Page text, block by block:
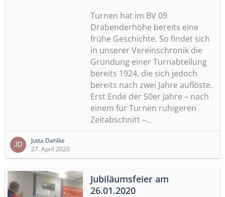
Turnen hat im BV 09
Drabenderhöhe bereits eine
frühe Geschichte. So findet sich
in unserer Vereinschronik die
Gründung einer Turnabteilung
bereits 1924, die sich jedoch
bereits nach zwei Jahre auflöste.
Erst Ende der 50er Jahre – nach
einem für Turnen ruhigeren
Zeitabschnitt –…
Jutta Dahlke
27. April 2020
Jubiläumsfeier am
26.01.2020